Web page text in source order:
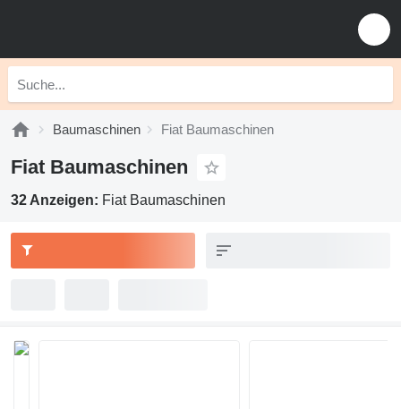
Baumaschinen Fiat Baumaschinen
Fiat Baumaschinen
32 Anzeigen: Fiat Baumaschinen